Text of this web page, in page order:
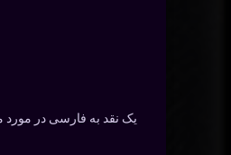
یک نقد به فارسی در مورد